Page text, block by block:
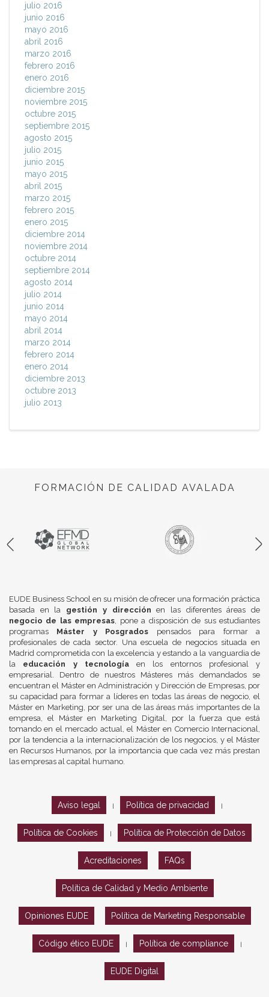
julio 2016
junio 2016
mayo 2016
abril 2016
marzo 2016
febrero 2016
enero 2016
diciembre 2015
noviembre 2015
octubre 2015
septiembre 2015
agosto 2015
julio 2015
junio 2015
mayo 2015
abril 2015
marzo 2015
febrero 2015
enero 2015
diciembre 2014
noviembre 2014
octubre 2014
septiembre 2014
agosto 2014
julio 2014
junio 2014
mayo 2014
abril 2014
marzo 2014
febrero 2014
enero 2014
diciembre 2013
octubre 2013
julio 2013
FORMACIÓN DE CALIDAD AVALADA
EUDE Business School en su misión de ofrecer una formación práctica
basada en la gestión y dirección en las diferentes áreas de
negocio de las empresas, pone a disposición de sus estudiantes
programas Máster y Posgrados pensados para formar a
profesionales de cada sector. Una escuela de negocios situada en
Madrid comprometida con la excelencia y estando a la vanguardia de
la educación y tecnologíaen los entornos profesional y
empresarial. Dentro de nuestros Másteres más demandados se
encuentran el Máster en Administración y Dirección de Empresas, por
su capacidad para formar a líderes en todas las áreas de negocio, el
Máster en Marketing, por ser una de las áreas más importantes de la
empresa, el Máster en Marketing Digital, por la fuerza que está
tomando en el mercado actual, el Máster en Comercio Internacional,
por la tendencia a la internacionalización de los negocios, y el Máster
en Recursos Humanos, por la importancia que cada vez más prestan
las empresas al capital humano.
Aviso legal Política de privacidad
Política de Cookies Política de Protección de Datos
Acreditaciones FAQs
Política de Calidad y Medio Ambiente
Opiniones EUDE Política de Marketing Responsable
Código ético EUDE Política de compliance
EUDE Digital